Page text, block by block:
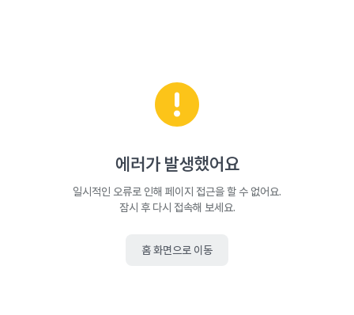
에러가 발생했어요
일시적인 오류로 인해 페이지 접근을 할 수 없어요.
잠시 후 다시 접속해 보세요.
홈 화면으로 이동